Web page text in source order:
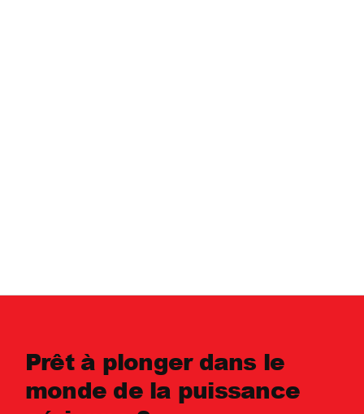
Prêt à plonger dans le
monde de la puissance